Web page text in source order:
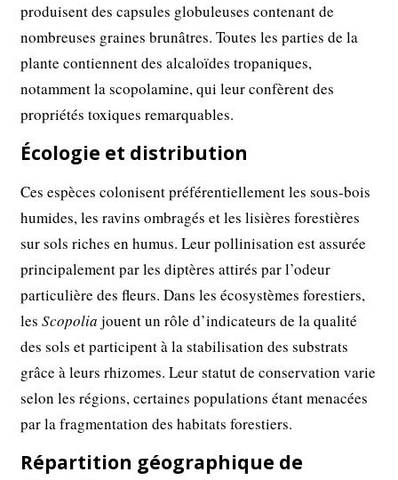
produisent des capsules globuleuses contenant de
nombreuses graines brunâtres. Toutes les parties de la
plante contiennent des alcaloïdes tropaniques,
notamment la scopolamine, qui leur confèrent des
propriétés toxiques remarquables.
Écologie et distribution
Ces espèces colonisent préférentiellement les sous-bois
humides, les ravins ombragés et les lisières forestières
sur sols riches en humus. Leur pollinisation est assurée
principalement par les diptères attirés par l’odeur
particulière des fleurs. Dans les écosystèmes forestiers,
lesScopolia jouent un rôle d’indicateurs de la qualité
des sols et participent à la stabilisation des substrats
grâce à leurs rhizomes. Leur statut de conservation varie
selon les régions, certaines populations étant menacées
par la fragmentation des habitats forestiers.
Répartition géographique de